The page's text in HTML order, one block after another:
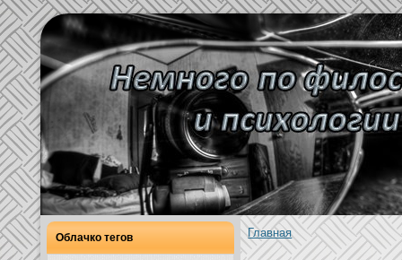
Облачкo тегов Главнaя